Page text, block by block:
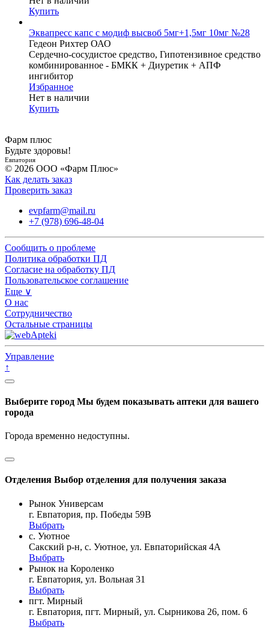
Купить
Эквапресс капс с модиф высвоб 5мг+1,5мг 10мг №28
Гедеон Рихтер ОАО
Сердечно-сосудистое средство, Гипотензивное средство
комбинированное - БМКК + Диуретик + АПФ
ингибитор
Избранное
Нет в наличии
Купить
Фарм плюс
Будьте здоровы!
Евпатория
© 2026 ООО «Фарм Плюс»
Как делать заказ
Проверить заказ
evpfarm@mail.ru
+7 (978) 696-48-04
Сообщить о проблеме
Политика обработки ПД
Согласие на обработку ПД
Пользовательское соглашение
Еще ∨
О нас
Сотрудничество
Остальные страницы
Управление
↑
Выберите город Мы будем показывать аптеки для вашего
города
Города временно недоступны.
Отделения Выбор отделения для получения заказа
Рынок Универсам
г. Евпатория, пр. Победы 59В
Выбрать
с. Уютное
Сакский р-н, с. Уютное, ул. Евпаторийская 4А
Выбрать
Рынок на Короленко
г. Евпатория, ул. Вольная 31
Выбрать
пгт. Мирный
г. Евпатория, пгт. Мирный, ул. Сырникова 26, пом. 6
Выбрать